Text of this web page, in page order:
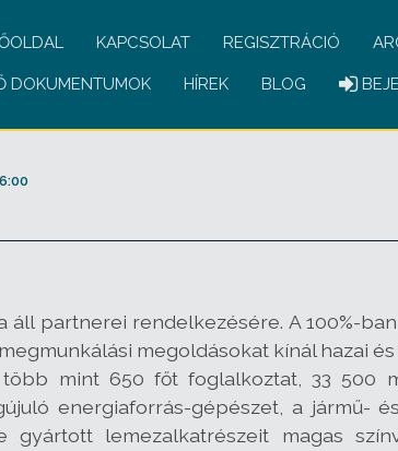
KAPCSOLAT REGISZTRÁCIÓ
DOKUMENTUMOK HÍREK BLOG
partnerei rendelkezésére. A 100%-
megoldásokat kínál hazai
mint 650 főt foglalkoztat, 33 500
energiaforrás-gépészet, a jármű-
lemezalkatrészeit magas